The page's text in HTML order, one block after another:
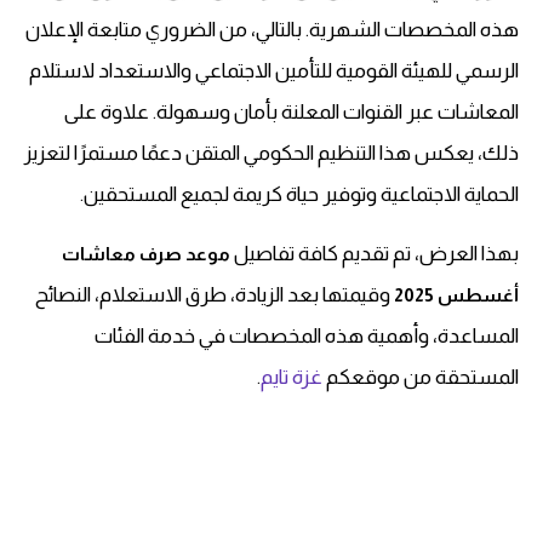
هذه المخصصات الشهرية. بالتالي، من الضروري متابعة الإعلان
الرسمي للهيئة القومية للتأمين الاجتماعي والاستعداد لاستلام
المعاشات عبر القنوات المعلنة بأمان وسهولة. علاوة على
ذلك، يعكس هذا التنظيم الحكومي المتقن دعمًا مستمرًا لتعزيز
الحماية الاجتماعية وتوفير حياة كريمة لجميع المستحقين.
بهذا العرض، تم تقديم كافة تفاصيل موعد صرف معاشات
أغسطس 2025
وقيمتها بعد الزيادة، طرق الاستعلام، النصائح
المساعدة، وأهمية هذه المخصصات في خدمة الفئات
المستحقة من موقعكم غزة تايم.